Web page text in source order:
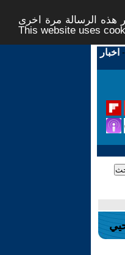
هذه الرسالة مرة اخرى -
This website uses
- اخبار